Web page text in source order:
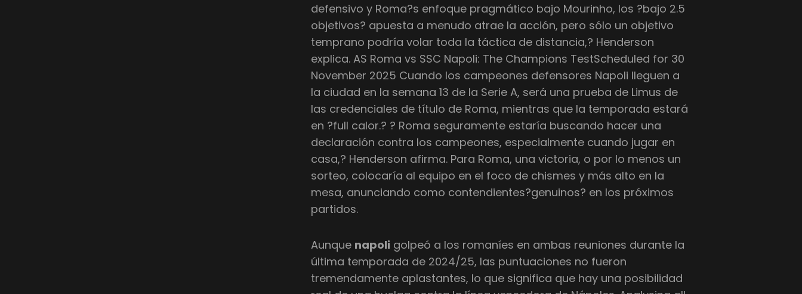
defensivo y Roma?s enfoque pragmático bajo Mourinho, los ?bajo 2.5
objetivos? apuesta a menudo atrae la acción, pero sólo un objetivo
temprano podría volar toda la táctica de distancia,? Henderson
explica. AS Roma vs SSC Napoli: The Champions TestScheduled for 30
November 2025 Cuando los campeones defensores Napoli lleguen a
la ciudad en la semana 13 de la Serie A, será una prueba de Limus de
las credenciales de título de Roma, mientras que la temporada estará
en ?full calor.? ? Roma seguramente estaría buscando hacer una
declaración contra los campeones, especialmente cuando jugar en
casa,? Henderson afirma. Para Roma, una victoria, o por lo menos un
sorteo, colocaría al equipo en el foco de chismes y más alto en la
mesa, anunciando como contendientes?genuinos? en los próximos
partidos.
Aunque napoli golpeó a los romaníes en ambas reuniones durante la
última temporada de 2024/25, las puntuaciones no fueron
tremendamente aplastantes, lo que significa que hay una posibilidad